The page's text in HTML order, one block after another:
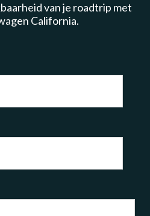
van je roadtrip met
California.